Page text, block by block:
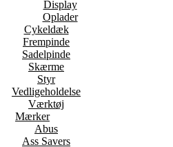
Display
Oplader
Cykeldæk
Frempinde
Sadelpinde
Skærme
Styr
Vedligeholdelse
Værktøj
Mærker
Abus
Ass Savers